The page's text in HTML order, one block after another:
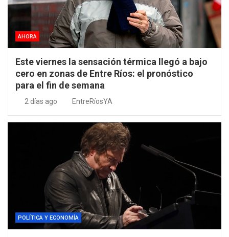
AHORA
Este viernes la sensación térmica llegó a bajo
cero en zonas de Entre Ríos: el pronóstico
para el fin de semana
2 días ago EntreRíosYA
POLÍTICA Y ECONOMÍA